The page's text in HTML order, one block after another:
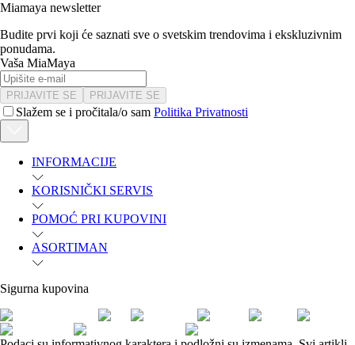
Miamaya newsletter
Budite prvi koji će saznati sve o svetskim trendovima i ekskluzivnim
ponudama.
Vaša MiaMaya
PRIJAVITE SE PRIJAVITE SE
Slažem se i pročitala/o sam Politika Privatnosti
INFORMACIJE
KORISNIČKI SERVIS
POMOĆ PRI KUPOVINI
ASORTIMAN
Sigurna kupovina